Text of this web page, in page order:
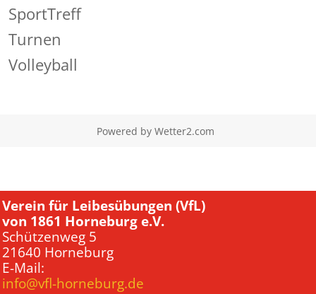
SportTreff
Turnen
Volleyball
Powered by Wetter2.com
Verein für Leibesübungen (VfL)
von 1861 Horneburg e.V.
Schützenweg 5
21640 Horneburg
E-Mail:
info@vfl-horneburg.de